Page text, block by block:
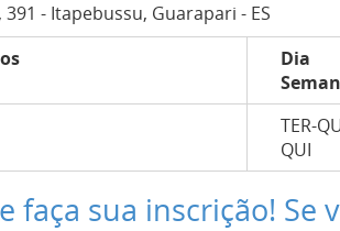
- Itapebussu, Guarapari - ES
Dia
TER-
QUI
faça sua inscrição! Se